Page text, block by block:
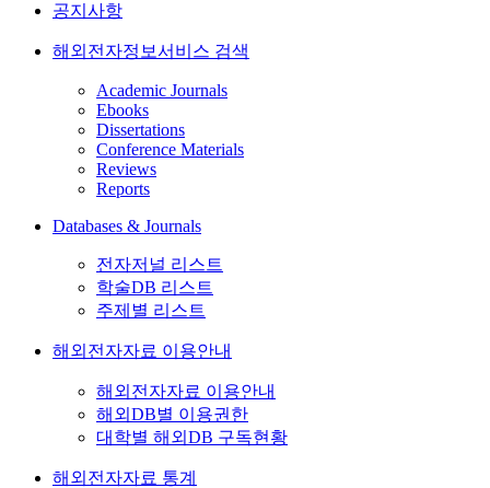
공지사항
해외전자정보서비스 검색
Academic Journals
Ebooks
Dissertations
Conference Materials
Reviews
Reports
Databases & Journals
전자저널 리스트
학술DB 리스트
주제별 리스트
해외전자자료 이용안내
해외전자자료 이용안내
해외DB별 이용권한
대학별 해외DB 구독현황
해외전자자료 통계